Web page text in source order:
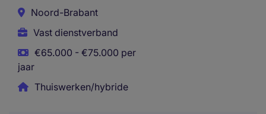
Noord-Brabant
Vast dienstverband
€65.000 - €75.000 per
jaar
Thuiswerken/hybride